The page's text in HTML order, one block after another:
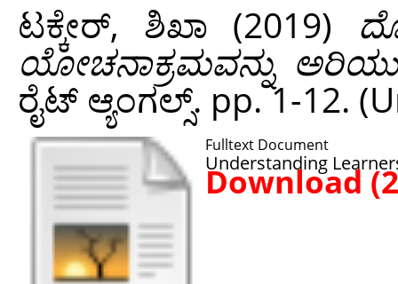
ಟಕ್ಕೇರ್, ಶಿಖಾ (2019)
ಯೋಚನಾಕ್ರಮವನ್ನು
ರೈಟ್‌ ಆ್ಯಂಗಲ್ಸ್. pp. 1-12.
Fulltext Document
Understanding
Download